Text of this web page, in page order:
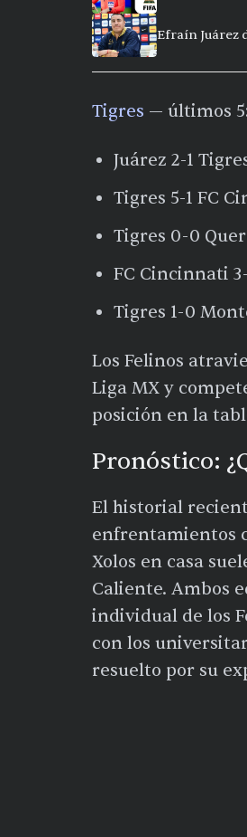
Efraín Juárez
Tigres — últimos
Juárez 2-1
Tigres 5-1 FC
Tigres 0-0
FC Cincinnati
Tigres 1-0
Los Felinos
Liga MX y
posición en la
Pronóstico:
El historial
enfrentamientos
Xolos en casa
Caliente. Ambos
individual de los
con los
resuelto por su